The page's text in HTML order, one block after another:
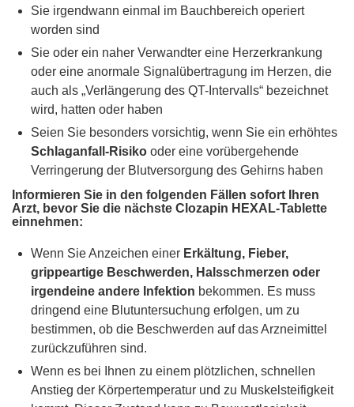
Sie irgendwann einmal im Bauchbereich operiert
worden sind
Sie oder ein naher Verwandter eine Herzerkrankung
oder eine anormale Signalübertragung im Herzen, die
auch als „Verlängerung des QT-Intervalls“ bezeichnet
wird, hatten oder haben
Seien Sie besonders vorsichtig, wenn Sie ein erhöhtes
Schlaganfall-Risiko oder eine vorübergehende
Verringerung der Blutversorgung des Gehirns haben
Informieren Sie in den folgenden Fällen sofort Ihren
Arzt, bevor Sie die nächste Clozapin HEXAL-Tablette
einnehmen:
Wenn Sie Anzeichen einer Erkältung, Fieber,
grippeartige Beschwerden, Halsschmerzen oder
irgendeine andere Infektion bekommen. Es muss
dringend eine Blutuntersuchung erfolgen, um zu
bestimmen, ob die Beschwerden auf das Arzneimittel
zurückzuführen sind.
Wenn es bei Ihnen zu einem plötzlichen, schnellen
Anstieg der Körpertemperatur und zu Muskelsteifigkeit